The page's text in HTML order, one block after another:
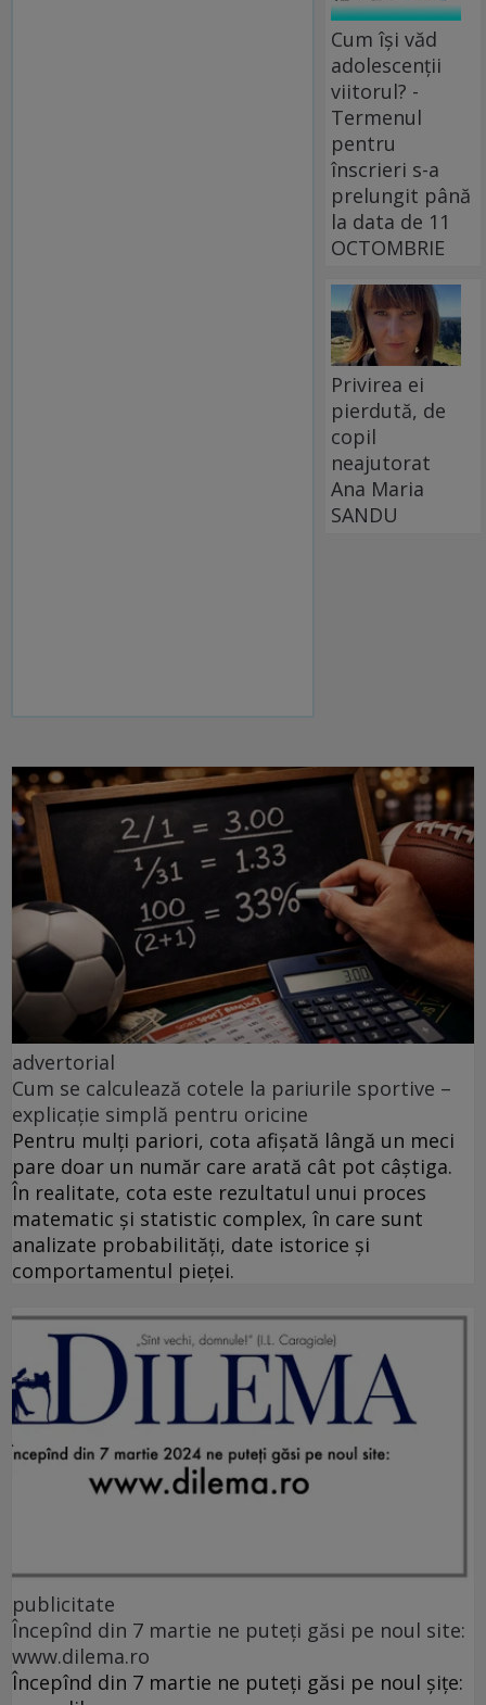
Cum își văd
adolescenții
viitorul? -
Termenul
pentru
înscrieri s-a
prelungit până
la data de 11
OCTOMBRIE
Privirea ei
pierdută, de
copil
neajutorat
Ana Maria
SANDU
advertorial
Cum se calculează cotele la pariurile sportive –
explicație simplă pentru oricine
Pentru mulți pariori, cota afișată lângă un meci
pare doar un număr care arată cât pot câștiga.
În realitate, cota este rezultatul unui proces
matematic și statistic complex, în care sunt
analizate probabilități, date istorice și
comportamentul pieței.
publicitate
Începînd din 7 martie ne puteți găsi pe noul site:
www.dilema.ro
Începînd din 7 martie ne puteți găsi pe noul șițe: